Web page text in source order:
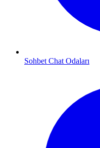
Sohbet Chat Odaları